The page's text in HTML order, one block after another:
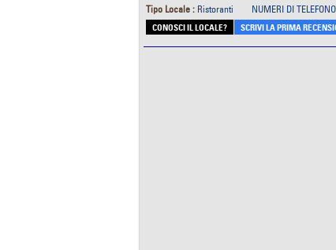
Tipo Locale : Ristoranti NUMERI DI
CONOSCI IL LOCALE? SCRIVI LA PRIMA